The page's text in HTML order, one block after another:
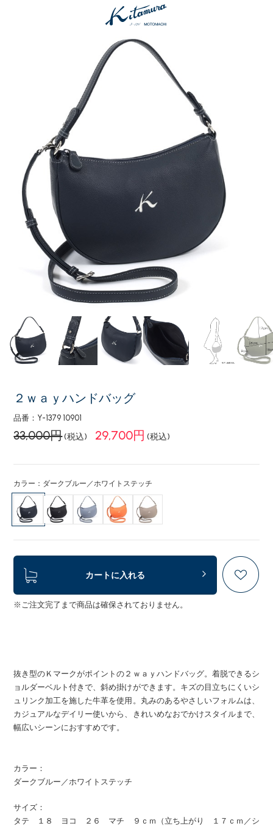
２ｗａｙハンドバッグ
品番：Y-1379 10901
33,000円(税込) 29,700円 (税込)
カラー：ダークブルー／ホワイトステッチ
カートに入れる
※ご注文完了まで商品は確保されておりません。
抜き型のＫマークがポイントの２ｗａｙハンドバッグ。着脱できるシ
ョルダーベルト付きで、斜め掛けができます。キズの目立ちにくいシ
ュリンク加工を施した牛革を使用。丸みのあるやさしいフォルムは、
カジュアルなデイリー使いから、きれいめなおでかけスタイルまで、
幅広いシーンにおすすめです。
カラー：
ダークブルー／ホワイトステッチ
サイズ：
タテ １８ ヨコ ２６ マチ ９ｃｍ（立ち上がり １７ｃｍ／シ